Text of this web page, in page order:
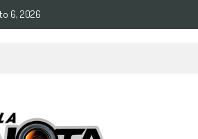
6, 2026